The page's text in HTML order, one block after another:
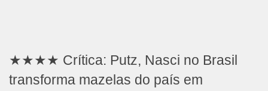
★★★★ Crítica: Putz, Nasci no Brasil
transforma mazelas do país em